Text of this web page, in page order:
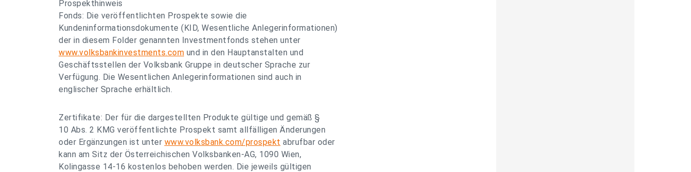
Prospekthinweis
Fonds: Die veröffentlichten Prospekte sowie die
Kundeninformationsdokumente (KID, Wesentliche Anlegerinformationen)
der in diesem Folder genannten Investmentfonds stehen unter
www.volksbankinvestments.com und in den Hauptanstalten und
Geschäftsstellen der Volksbank Gruppe in deutscher Sprache zur
Verfügung. Die Wesentlichen Anlegerinformationen sind auch in
englischer Sprache erhältlich.
Zertifikate: Der für die dargestellten Produkte gültige und gemäß §
10 Abs. 2 KMG veröffentlichte Prospekt samt allfälligen Änderungen
oder Ergänzungen ist unter www.volksbank.com/prospekt abrufbar oder
kann am Sitz der Österreichischen Volksbanken-AG, 1090 Wien,
Kolingasse 14-16 kostenlos behoben werden. Die jeweils gültigen